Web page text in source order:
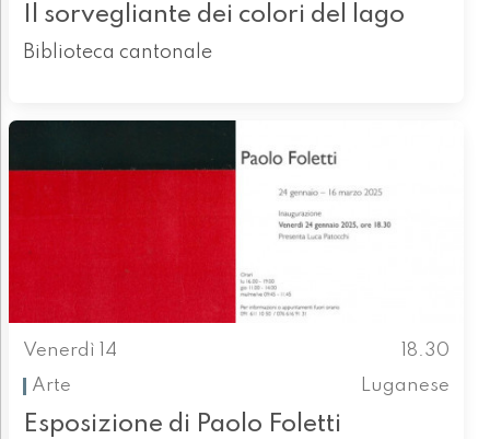
Il sorvegliante dei colori del lago
Biblioteca cantonale
Venerdì 14
18.30
Arte
Luganese
Esposizione di Paolo Foletti